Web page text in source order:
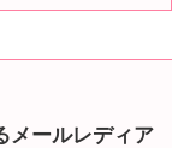
メールレディア